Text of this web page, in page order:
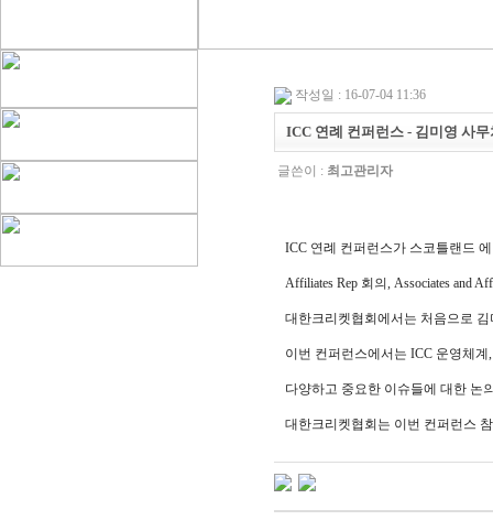
작성일 : 16-07-04 11:36
ICC 연례 컨퍼런스 - 김미영 사
글쓴이 : 최고관리자
ICC 연례 컨퍼런스가 스코틀랜드
Affiliates Rep 회의, Associates and
대한크리켓협회에서는 처음으로
이번 컨퍼런스에서는 ICC 운영체
다양하고 중요한 이슈들에 대한 논
대한크리켓협회는 이번 컨퍼런스